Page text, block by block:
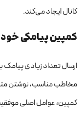
کانال ایجاد می‌کند.
کمپین پیامکی خود
ارسال تعداد زیادی
مخاطب مناسب، نوشتن
کمپین، عوامل اصلی